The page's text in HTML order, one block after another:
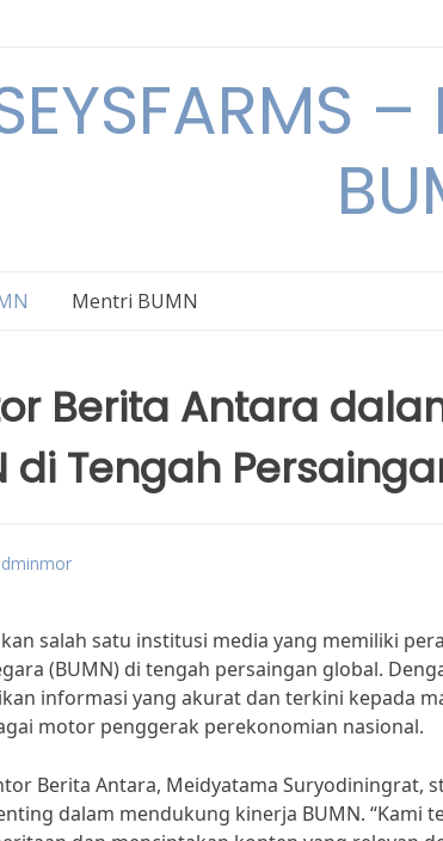
Mentri BUMN
Berita Antara
di Tengah
salah satu institusi media yang memiliki
(BUMN) di tengah persaingan global.
informasi yang akurat dan terkini kepada
motor penggerak perekonomian nasional.
Berita Antara, Meidyatama Suryodiningrat,
dalam mendukung kinerja BUMN. “Kami